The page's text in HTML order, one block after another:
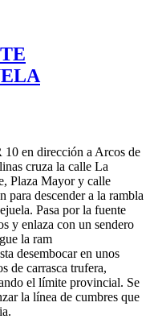
10 en dirección a Arcos de
cruza la calle La
Plaza Mayor y calle
para descender a la rambla
Pasa por la fuente
y enlaza con un sendero
la ram
desembocar en unos
de carrasca trufera,
el límite provincial. Se
la línea de cumbres que